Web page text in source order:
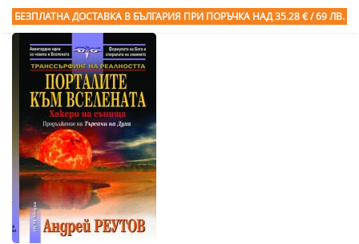
БЕЗПЛАТНА ДОСТАВКА В БЪЛГАРИЯ ПРИ ПОРЪЧКА НАД 35.28 € / 69 ЛВ.